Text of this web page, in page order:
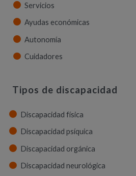
Servicios
Ayudas económicas
Autonomía
Cuidadores
Tipos de discapacidad
Discapacidad física
Discapacidad psíquica
Discapacidad orgánica
Discapacidad neurológica